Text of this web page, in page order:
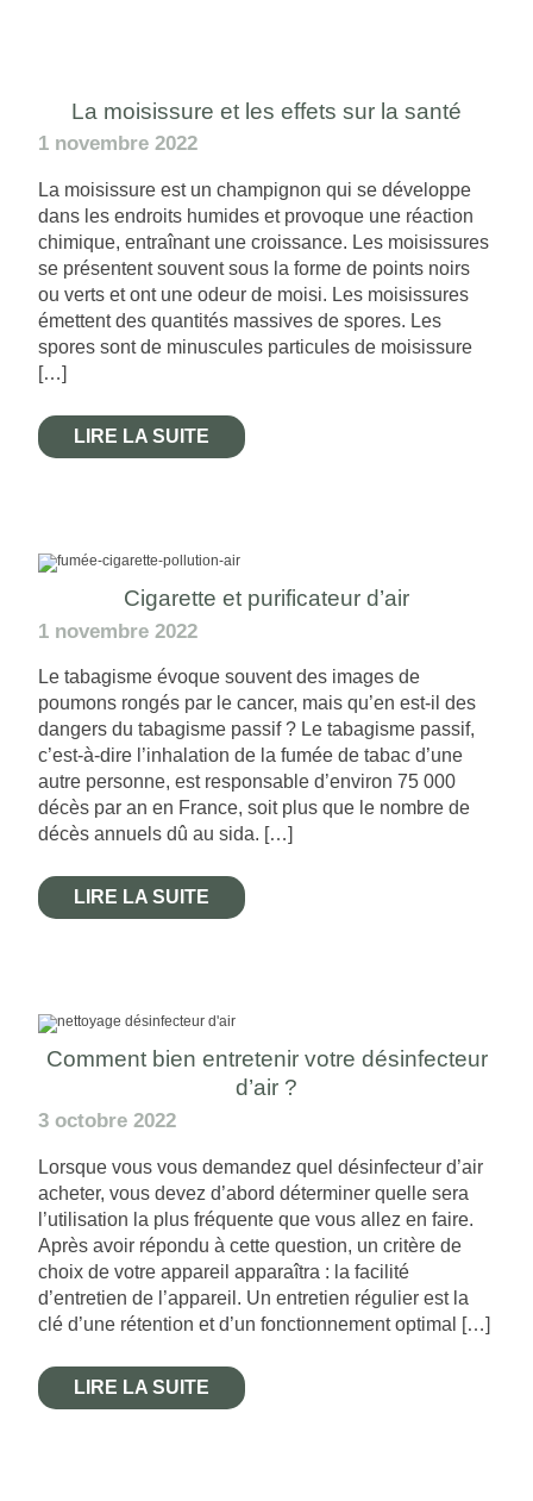
La moisissure et les effets sur la santé
1 novembre 2022
La moisissure est un champignon qui se développe
dans les endroits humides et provoque une réaction
chimique, entraînant une croissance. Les moisissures
se présentent souvent sous la forme de points noirs
ou verts et ont une odeur de moisi. Les moisissures
émettent des quantités massives de spores. Les
spores sont de minuscules particules de moisissure
[…]
LIRE LA SUITE
Cigarette et purificateur d’air
1 novembre 2022
Le tabagisme évoque souvent des images de
poumons rongés par le cancer, mais qu’en est-il des
dangers du tabagisme passif ? Le tabagisme passif,
c’est-à-dire l’inhalation de la fumée de tabac d’une
autre personne, est responsable d’environ 75 000
décès par an en France, soit plus que le nombre de
décès annuels dû au sida. […]
LIRE LA SUITE
Comment bien entretenir votre désinfecteur
d’air ?
3 octobre 2022
Lorsque vous vous demandez quel désinfecteur d’air
acheter, vous devez d’abord déterminer quelle sera
l’utilisation la plus fréquente que vous allez en faire.
Après avoir répondu à cette question, un critère de
choix de votre appareil apparaîtra : la facilité
d’entretien de l’appareil. Un entretien régulier est la
clé d’une rétention et d’un fonctionnement optimal […]
LIRE LA SUITE